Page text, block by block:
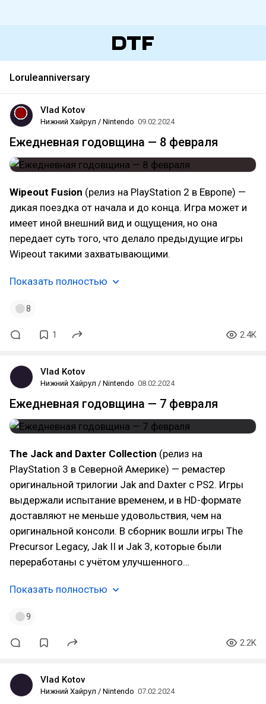
Loruleanniversary
Vlad Kotov
Нижний Хайрул / Nintendo 09.02.2024
Ежедневная годовщина — 8 февраля
Wipeout Fusion (релиз на PlayStation 2 в Европе) —
дикая поездка от начала и до конца. Игра может и
имеет иной внешний вид и ощущения, но она
передает суть того, что делало предыдущие игры
Wipеout такими захватывающими.
Показать полностью
8
1 2.4K
Vlad Kotov
Нижний Хайрул / Nintendo 08.02.2024
Ежедневная годовщина — 7 февраля
The Jack and Daxter Collection (релиз на
PlayStation 3 в Северной Америке) — ремастер
оригинальной трилогии Jak and Daxter с PS2. Игры
выдержали испытание временем, и в HD-формате
доставляют не меньше удовольствия, чем на
оригинальной консоли. В сборник вошли игры The
Precursor Legacy, Jak II и Jak 3, которые были
переработаны с учётом улучшенного…
Показать полностью
9
2.2K
Vlad Kotov
Нижний Хайрул / Nintendo 07.02.2024